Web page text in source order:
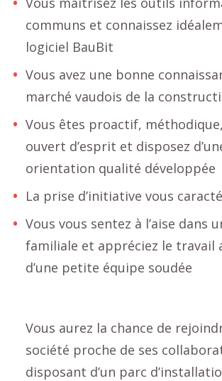
communs et connaissez
logiciel BauBit
Vous avez une bonne
marché vaudois de la
Vous êtes proactif,
ouvert d’esprit et disposez
orientation qualité développée
La prise d’initiative vous
Vous vous sentez à l’aise dans
familiale et appréciez le travail
d’une petite équipe soudée
Vous aurez la chance de
société proche de ses
disposant d’un parc